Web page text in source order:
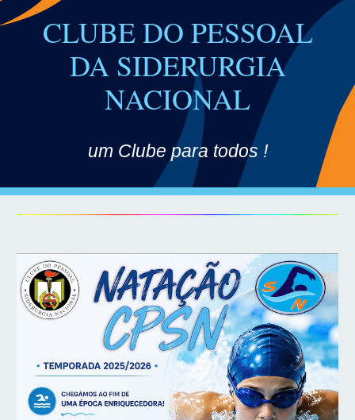
CLUBE DO PESSOAL
DA SIDERURGIA
NACIONAL
um Clube para todos !